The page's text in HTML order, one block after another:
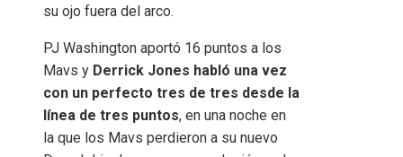
su ojo fuera del arco.
PJ Washington aportó 16 puntos a los
Mavs y Derrick Jones habló una vez
con un perfecto tres de tres desde la
línea de tres puntos, en una noche en
la que los Mavs perdieron a su nuevo